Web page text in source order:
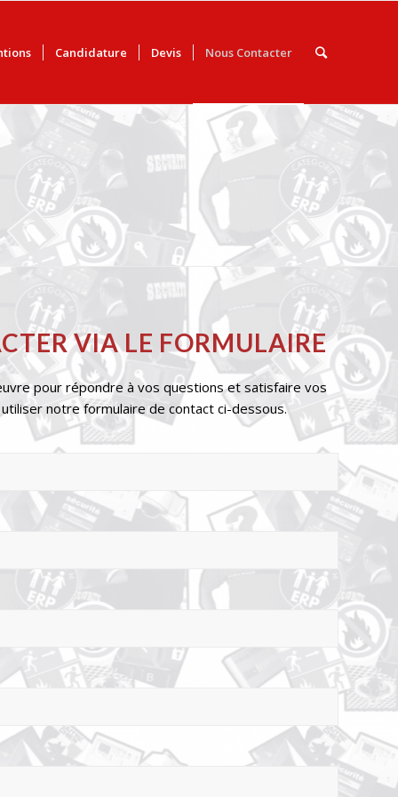
Candidature Devis Nous Contacter
VIA LE FORMULAIRE
pour répondre à vos questions et satisfaire vos
utiliser notre formulaire de contact ci-dessous.